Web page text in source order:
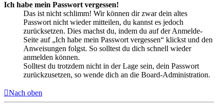
Ich habe mein Passwort vergessen!
Das ist nicht schlimm! Wir können dir zwar dein altes
Passwort nicht wieder mitteilen, du kannst es jedoch
zurücksetzen. Dies machst du, indem du auf der Anmelde-
Seite auf „Ich habe mein Passwort vergessen“ klickst und den
Anweisungen folgst. So solltest du dich schnell wieder
anmelden können.
Solltest du trotzdem nicht in der Lage sein, dein Passwort
zurückzusetzen, so wende dich an die Board-Administration.
Nach oben